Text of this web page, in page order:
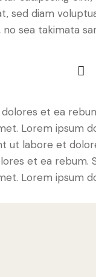
sed diam
sea takimata
et ea
Lorem ipsum
ut labore et
et ea rebum.
Lorem ipsum